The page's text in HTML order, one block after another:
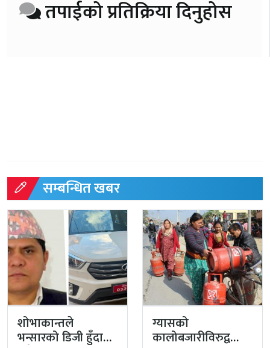
तपाईको प्रतिक्रिया दिनुहोस
सम्बन्धित खबर
शोभाकान्तले
भन्सारको डिजी हुँदा
ग्यासको
कालोबजारीविरुद्व